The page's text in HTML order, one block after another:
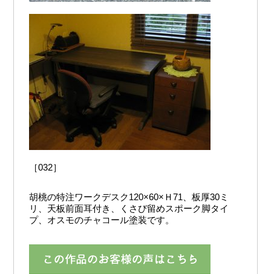
［032］
胡桃の特注ワークデスク120×60×Ｈ71、板厚30ミ
リ、天板前面耳付き、くさび留めスポーク脚タイ
プ、オスモのチャコール塗装です。